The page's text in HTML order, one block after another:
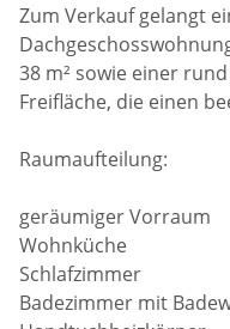
Zum Verkauf gelangt
38 m² sowie einer
Freifläche, die einen
Raumaufteilung:
geräumiger Vorraum
Wohnküche
Schlafzimmer
Badezimmer mit